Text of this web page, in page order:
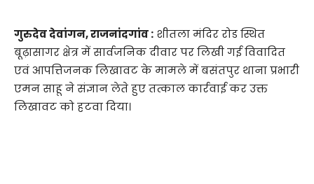
गुरुदेव देवांगन, राजनांदगांव : शीतला मंदिर रोड स्थित
बूढ़ासागर क्षेत्र में सार्वजनिक दीवार पर लिखी गई विवादित
एवं आपत्तिजनक लिखावट के मामले में बसंतपुर थाना प्रभारी
एमन साहू ने संज्ञान लेते हुए तत्काल कार्रवाई कर उक्त
लिखावट को हटवा दिया।